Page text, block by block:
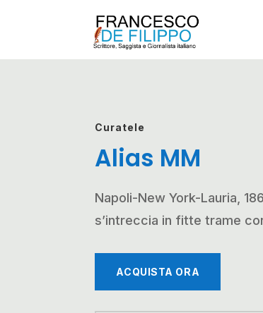
Curatele
Alias MM
Napoli-New York-Lauria,
s’intreccia in fitte trame
ACQUISTA ORA